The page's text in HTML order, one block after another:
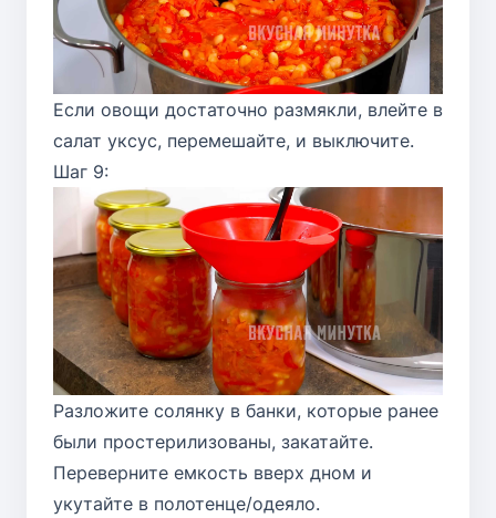
Если овощи достаточно размякли, влейте в
салат уксус, перемешайте, и выключите.
Шаг 9:
Разложите солянку в банки, которые ранее
были простерилизованы, закатайте.
Переверните емкость вверх дном и
укутайте в полотенце/одеяло.